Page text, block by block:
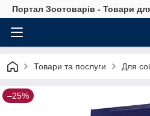
Портал Зоотоварів - Товари
Товари та послуги Для
–25%